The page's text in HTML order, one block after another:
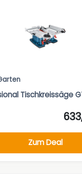
Tischkreissäge
Zum Deal